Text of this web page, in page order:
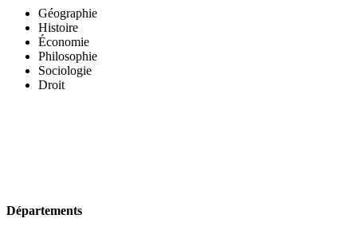
Géographie
Histoire
Économie
Philosophie
Sociologie
Droit
Départements